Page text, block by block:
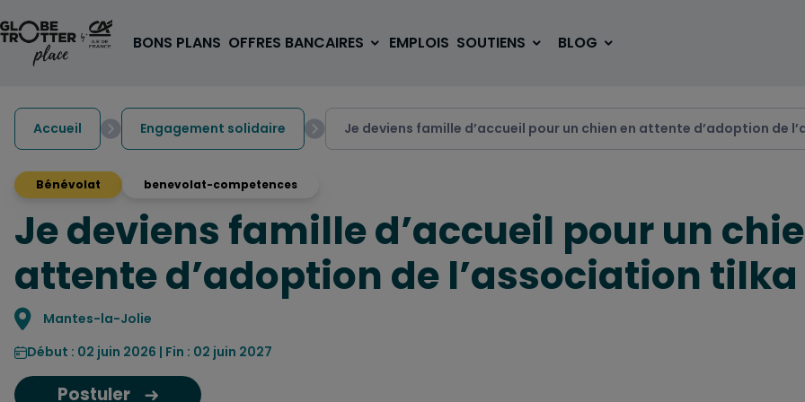
BONS PLANS OFFRES BANCAIRES EMPLOIS SOUTIENS BLOG
A PARTIR DE 3€
1 carte, 0 frais à l'étranger
pour les 18/30 ans
OUVRIR UN COMPTE
VOYAGER ÉTUDIER
Accueil Engagement solidaire Je deviens famille d’accueil pour un chien en attente d’adoption de
Bénévolat benevolat-competences
Je deviens famille d’accueil pour un
attente d’adoption de l’association tilka
Localisation
Mantes-la-Jolie
Début : 02 juin 2026 | Fin : 02 juin 2027
Postuler